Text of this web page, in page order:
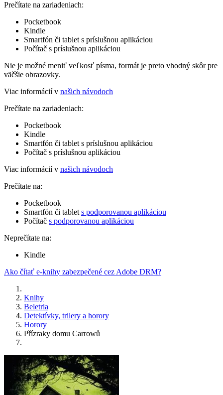
Prečítate na zariadeniach:
Pocketbook
Kindle
Smartfón či tablet s príslušnou aplikáciou
Počítač s príslušnou aplikáciou
Nie je možné meniť veľkosť písma, formát je preto vhodný skôr pre
väčšie obrazovky.
Viac informácií v našich návodoch
Prečítate na zariadeniach:
Pocketbook
Kindle
Smartfón či tablet s príslušnou aplikáciou
Počítač s príslušnou aplikáciou
Viac informácií v našich návodoch
Prečítate na:
Pocketbook
Smartfón či tablet s podporovanou aplikáciou
Počítač s podporovanou aplikáciou
Neprečítate na:
Kindle
Ako čítať e-knihy zabezpečené cez Adobe DRM?
Knihy
Beletria
Detektívky, trilery a horory
Horory
Přízraky domu Carrowů